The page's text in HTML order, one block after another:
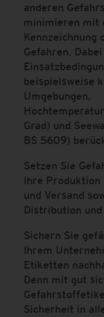
anderen
minimieren mit
Kennzeichnung
Gefahren.
beispielsweise
Umgebungen,
Grad) und
BS 5609)
Setzen Sie
Ihre Produktion
und Versand
Distribution
Sichern Sie
Ihrem
Etiketten
Denn mit gut
Sicherheit in